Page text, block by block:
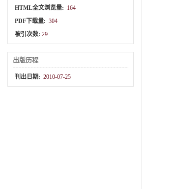
HTML全文浏览量: 164
PDF下载量: 304
被引次数:29
出版历程
刊出日期: 2010-07-25